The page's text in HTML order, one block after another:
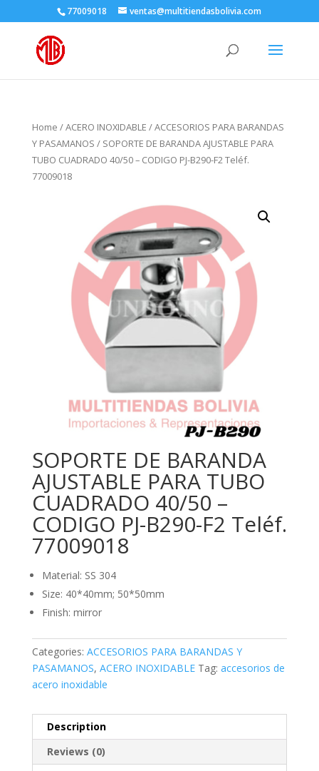
77009018 ventas@multitiendasbolivia.com
Home /ACERO INOXIDABLE /ACCESORIOS PARA BARANDAS
Y PASAMANOS / SOPORTE DE BARANDA AJUSTABLE PARA
TUBO CUADRADO 40/50 – CODIGO PJ-B290-F2 Teléf.
77009018
SOPORTE DE BARANDA
AJUSTABLE PARA TUBO
CUADRADO 40/50 –
CODIGO PJ-B290-F2 Teléf.
77009018
Material: SS 304
Size: 40*40mm; 50*50mm
Finish: mirror
Categories: ACCESORIOS PARA BARANDAS Y
PASAMANOS, ACERO INOXIDABLE Tag: accesorios de
acero inoxidable
Description
Reviews (0)